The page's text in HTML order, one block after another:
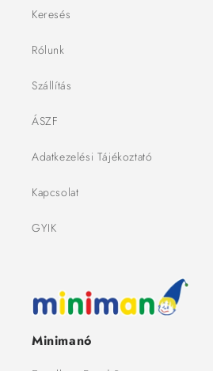
Keresés
Rólunk
Szállítás
ÁSZF
Adatkezelési Tájékoztató
Kapcsolat
GYIK
Minimanó